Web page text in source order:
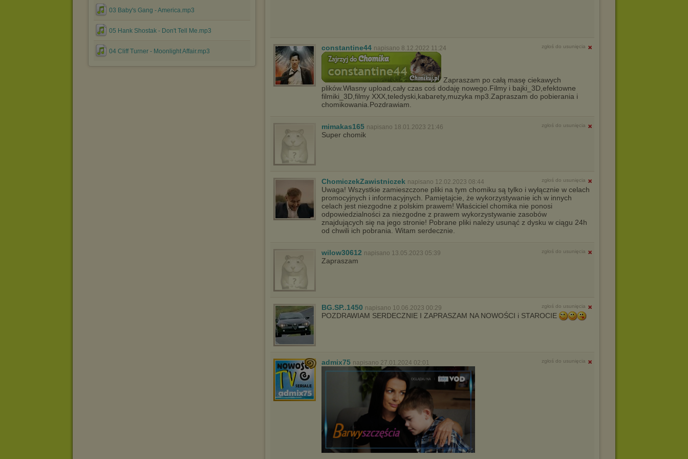
03 Baby's Gang - America.mp3
05 Hank Shostak - Don't Tell Me.mp3
04 Cliff Turner - Moonlight Affair.mp3 constantine44 napisano 8.12.2022 11:24 zgłoś do usunięcia
Zapraszam po całą masę ciekawych
plików.Własny upload,cały czas coś dodaję nowego.Filmy i bajki_3D,efektowne
filmiki_3D,filmy XXX,teledyski,kabarety,muzyka mp3.Zapraszam do pobierania i
chomikowania.Pozdrawiam.
mimakas165 napisano 18.01.2023 21:46 zgłoś do usunięcia
Super chomik
ChomiczekZawistniczek napisano 12.02.2023 08:44 zgłoś do usunięcia
Uwaga! Wszystkie zamieszczone pliki na tym chomiku są tylko i wyłącznie w celach
promocyjnych i informacyjnych. Pamiętajcie, że wykorzystywanie ich w innych
celach jest niezgodne z polskim prawem! Właściciel chomika nie ponosi
odpowiedzialności za niezgodne z prawem wykorzystywanie zasobów
znajdujących się na jego stronie! Pobrane pliki należy usunąć z dysku w ciągu 24h
od chwili ich pobrania. Witam serdecznie.
wilow30612 napisano 13.05.2023 05:39 zgłoś do usunięcia
Zapraszam
BG.SP..1450 napisano 10.06.2023 00:29 zgłoś do usunięcia
POZDRAWIAM SERDECZNIE I ZAPRASZAM NA NOWOŚCI i STAROCIE
admix75 napisano 27.01.2024 02:01 zgłoś do usunięcia